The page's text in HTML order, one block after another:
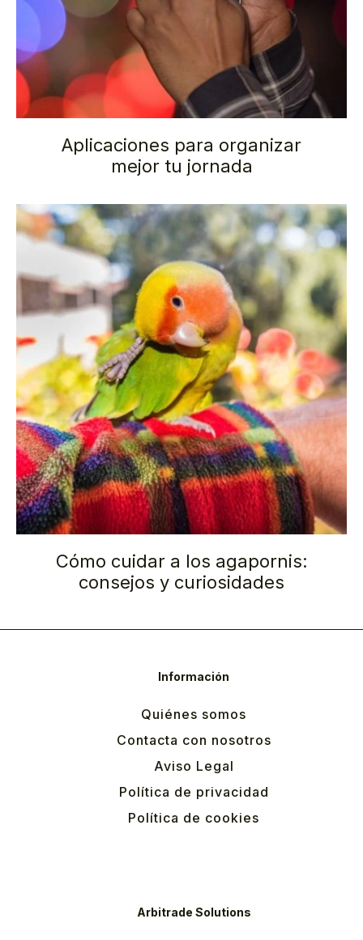
Aplicaciones para organizar
mejor tu jornada
Cómo cuidar a los agapornis:
consejos y curiosidades
Información
Quiénes somos
Contacta con nosotros
Aviso Legal
Política de privacidad
Política de cookies
Arbitrade Solutions